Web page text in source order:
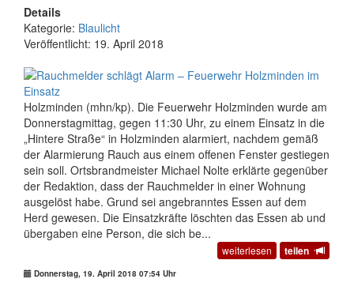
Details
Kategorie: Blaulicht
Veröffentlicht: 19. April 2018
Holzminden (mhn/kp). Die Feuerwehr Holzminden wurde am
Donnerstagmittag, gegen 11:30 Uhr, zu einem Einsatz in die
„Hintere Straße“ in Holzminden alarmiert, nachdem gemäß
der Alarmierung Rauch aus einem offenen Fenster gestiegen
sein soll. Ortsbrandmeister Michael Nolte erklärte gegenüber
der Redaktion, dass der Rauchmelder in einer Wohnung
ausgelöst habe. Grund sei angebranntes Essen auf dem
Herd gewesen. Die Einsatzkräfte löschten das Essen ab und
übergaben eine Person, die sich be...
weiterlesen teilen
Donnerstag, 19. April 2018 07:54 Uhr